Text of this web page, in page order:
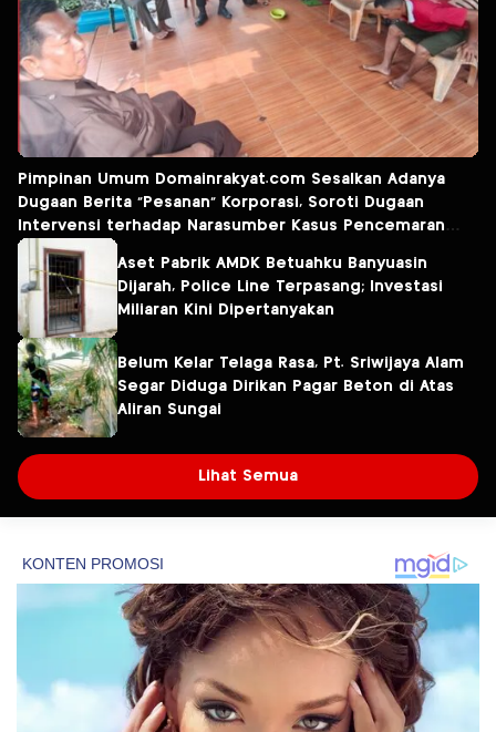
Pimpinan Umum Domainrakyat.com Sesalkan Adanya
Dugaan Berita “Pesanan” Korporasi, Soroti Dugaan
Intervensi terhadap Narasumber Kasus Pencemaran
Lingkungan
Aset Pabrik AMDK Betuahku Banyuasin
Dijarah, Police Line Terpasang; Investasi
Miliaran Kini Dipertanyakan
Belum Kelar Telaga Rasa, Pt. Sriwijaya Alam
Segar Diduga Dirikan Pagar Beton di Atas
Aliran Sungai
Lihat Semua